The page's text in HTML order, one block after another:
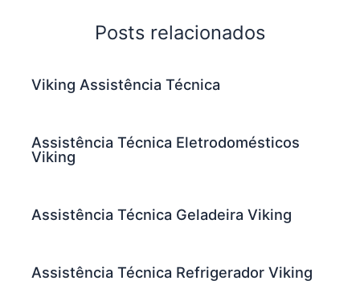
Posts relacionados
Viking Assistência Técnica
Assistência Técnica Eletrodomésticos
Viking
Assistência Técnica Geladeira Viking
Assistência Técnica Refrigerador Viking